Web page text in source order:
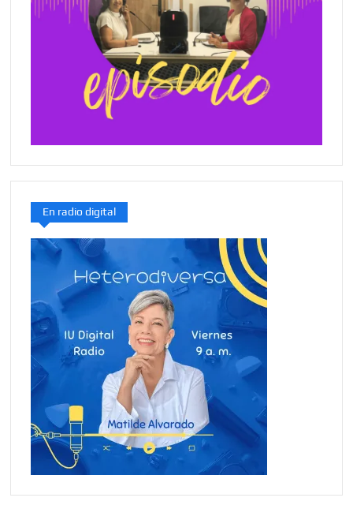
En radio digital